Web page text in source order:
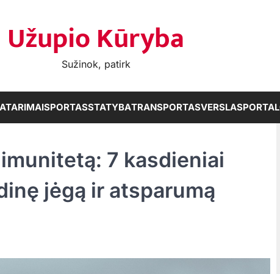
Užupio Kūryba
Sužinok, patirk
SPORTASSTATYBATRANSPORTASVERSLAS
7 kasdieniai
jėgą ir atsparumą